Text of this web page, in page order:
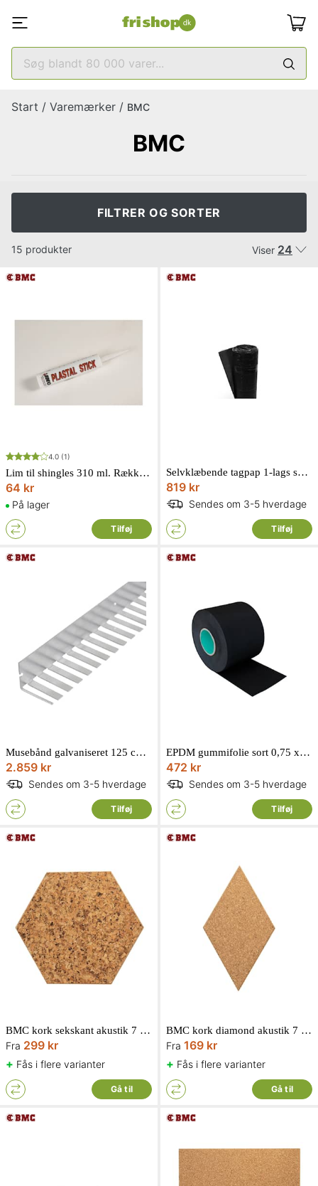
Start / Varemærker / BMC
BMC
FILTRER OG SORTER
15 produkter Viser 24
4.0 (1)
Lim til shingles 310 ml. Rækker ca. 3 meter
64 kr
På lager
Tilføj
Selvklæbende tagpap 1-lags sort 1 x 5 meter
819 kr
Sendes om 3-5 hverdage
Tilføj
Musebånd galvaniseret 125 cm musestop 100 stk.
2.859 kr
Sendes om 3-5 hverdage
Tilføj
EPDM gummifolie sort 0,75 x 100 mm længde 20 meter
472 kr
Sendes om 3-5 hverdage
Tilføj
BMC kork sekskant akustik 7 x 300 x 300 6 stk.
Fra 299 kr
+ Fås i flere varianter
Gå til
BMC kork diamond akustik 7 x 174 x 300 6 stk.
Fra 169 kr
+ Fås i flere varianter
Gå til